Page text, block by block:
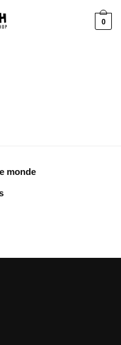
0
monde